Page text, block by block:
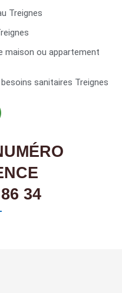
Treignes
maison ou appartement
sanitaires Treignes
34